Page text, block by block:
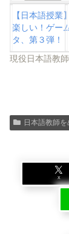
【日本語授業
楽しい！ゲー
タ、第３弾！
現役日本語教
日本語教師
X